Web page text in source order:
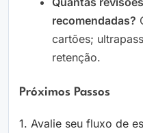
recomendadas?
cartões;
retenção.
Próximos Passos
1. Avalie seu fluxo de